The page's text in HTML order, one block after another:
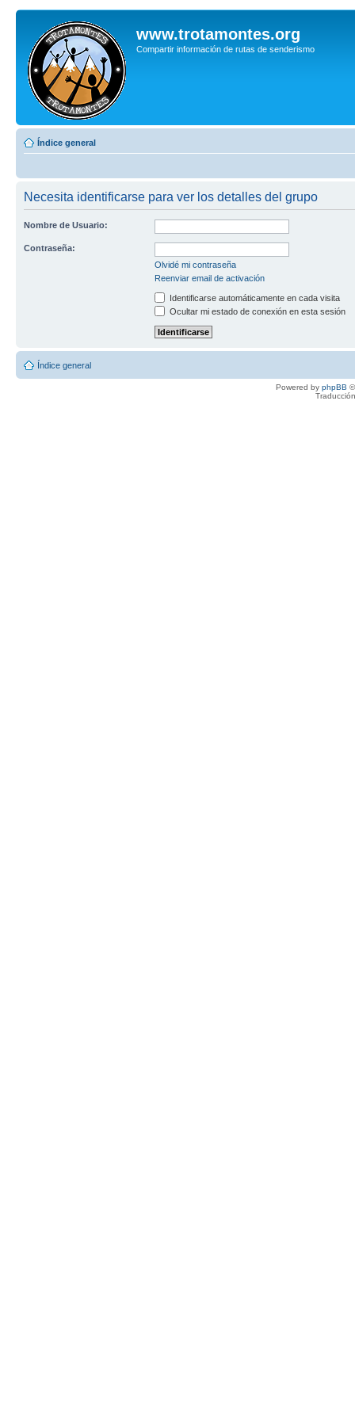
www.trotamontes.org
Compartir información de rutas de senderismo
Índice general
Necesita identificarse para ver los detalles del grupo
Nombre de Usuario:
Contraseña:
Olvidé mi contraseña
Reenviar email de activación
Identificarse automáticamente en cada visita
Ocultar mi estado de conexión en esta sesión
Índice general
Powered by phpBB